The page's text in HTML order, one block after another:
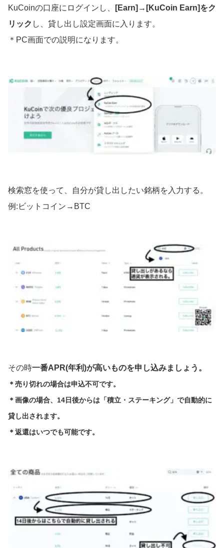
KuCoinの口座にログインし、
[Earn]→[KuCoin Earn]をク
リック し、貸し出し設定画面に入ります。
＊PC画面での説明になります。
検索窓を使って、自分が貸し出したい銘柄を入力する。
例:ビットコイン→BTC
その時一番APR(年利)が高いものを申し込みましょう。
＊売り切れの場合は申込不可です。
＊画像の場合、14日後からは「積立・ステーキング」で自動的に
貸し出されます。
＊返還はいつでも可能です。